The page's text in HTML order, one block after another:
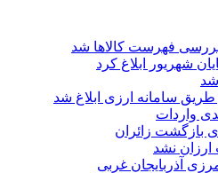
بررسی فهرست کالاها شد
شهریور ابلاغ کرد
سامانه ارزی ابلاغ شد
بازگشت زائران